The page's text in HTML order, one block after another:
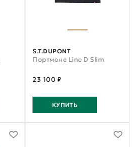
S.T.DUPONT
Портмоне Line D Slim
23 100 ₽
КУПИТЬ